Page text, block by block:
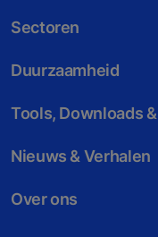
Sectoren
Duurzaamheid
Tools, Downloads &
Nieuws & Verhalen
Over ons